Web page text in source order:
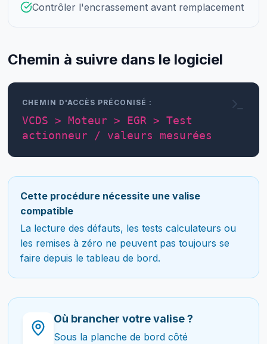
Contrôler l'encrassement avant remplacement
Chemin à suivre dans le logiciel
CHEMIN D'ACCÈS PRÉCONISÉ :
VCDS > Moteur > EGR > Test
actionneur / valeurs mesurées
Cette procédure nécessite une valise
compatible
La lecture des défauts, les tests calculateurs ou
les remises à zéro ne peuvent pas toujours se
faire depuis le tableau de bord.
Où brancher votre valise ?
Sous la planche de bord côté